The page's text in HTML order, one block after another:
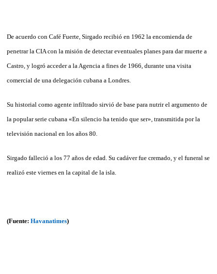
De acuerdo con Café Fuerte, Sirgado recibió en 1962 la encomienda de
penetrar la CIA con la misión de detectar eventuales planes para dar muerte a
Castro, y logró acceder a la Agencia a fines de 1966, durante una visita
comercial de una delegación cubana a Londres.
Su historial como agente infiltrado sirvió de base para nutrir el argumento de
la popular serie cubana «En silencio ha tenido que ser», transmitida por la
televisión nacional en los años 80.
Sirgado falleció a los 77 años de edad. Su cadáver fue cremado, y el funeral se
realizó este viernes en la capital de la isla.
(Fuente: Havanatimes)